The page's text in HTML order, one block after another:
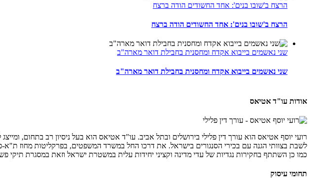
הרצח ב'שובו בנים': אחד החשודים הודה ברצח
הרצח ב'שובו בנים': אחד החשודים הודה ברצח
שני נאשמים בייבוא אקדח ומחסנית בחבילת דואר מארה"ב
שני נאשמים בייבוא אקדח ומחסנית בחבילת דואר מארה"ב
אודות עו"ד אטיאס
רועי יוסף אטיאס הוא עורך דין פלילי בירושלים ובתל אביב. עו"ד אטיאס הוא בעל ניסיון רב בתחום,
לשבת בצוותי הגנה עם בכירי הסנגורים בישראל. את דרכו החל במשרד המשפטים, בפרקליטות מחוז
כמו כן השתתף בחקירות נגדיות של עדי מדינה וקציני יחידות עלית במשטרת ישראל וזאת במסגרת תיקי
תחומי עיסוק